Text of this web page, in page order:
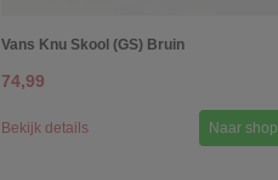
Vans Knu Skool (GS) Bruin
74,99
Bekijk details Naar shop